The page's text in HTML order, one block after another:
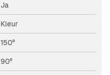
Ja
Kleur
150°
90°